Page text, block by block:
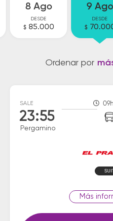
8 Ago
DESDE
$ 85.000
9 Ago
DESDE
$
Ordenar por
SALE
23:55
Pergamino